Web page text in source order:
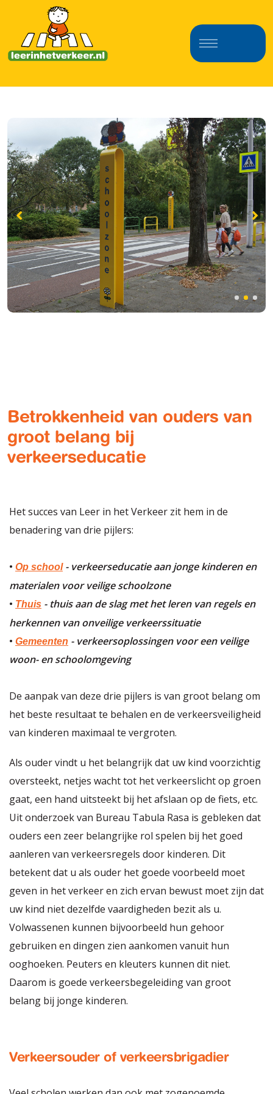
Betrokkenheid van ouders van
groot belang bij
verkeerseducatie
Het succes van Leer in het Verkeer zit hem in de
benadering van drie pijlers:
• Op school- verkeerseducatie aan jonge kinderen en
materialen voor veilige schoolzone
• Thuis - thuis aan de slag met het leren van regels en
herkennen van onveilige verkeerssituatie
• Gemeenten - verkeersoplossingen voor een veilige
woon- en schoolomgeving
De aanpak van deze drie pijlers is van groot belang om
het beste resultaat te behalen en de verkeersveiligheid
van kinderen maximaal te vergroten.
Als ouder vindt u het belangrijk dat uw kind voorzichtig
oversteekt, netjes wacht tot het verkeerslicht op groen
gaat, een hand uitsteekt bij het afslaan op de fiets, etc.
Uit onderzoek van Bureau Tabula Rasa is gebleken dat
ouders een zeer belangrijke rol spelen bij het goed
aanleren van verkeersregels door kinderen. Dit
betekent dat u als ouder het goede voorbeeld moet
geven in het verkeer en zich ervan bewust moet zijn dat
uw kind niet dezelfde vaardigheden bezit als u.
Volwassenen kunnen bijvoorbeeld hun gehoor
gebruiken en dingen zien aankomen vanuit hun
ooghoeken. Peuters en kleuters kunnen dit niet.
Daarom is goede verkeersbegeleiding van groot
belang bij jonge kinderen.
Verkeersouder of verkeersbrigadier